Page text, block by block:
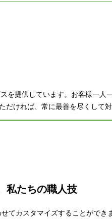
提供しています。お客様一
ければ、常に最善を尽くして対
私たちの職人技
カスタマイズすることがで